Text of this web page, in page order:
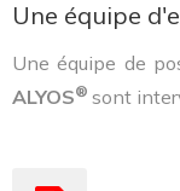
Une équipe
Une équipe de
ALYOS® sont